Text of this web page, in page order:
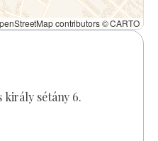
contributors © CARTO
király sétány 6.